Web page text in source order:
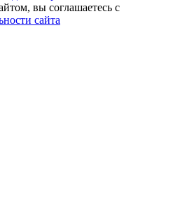
вы соглашаетесь с
сайта